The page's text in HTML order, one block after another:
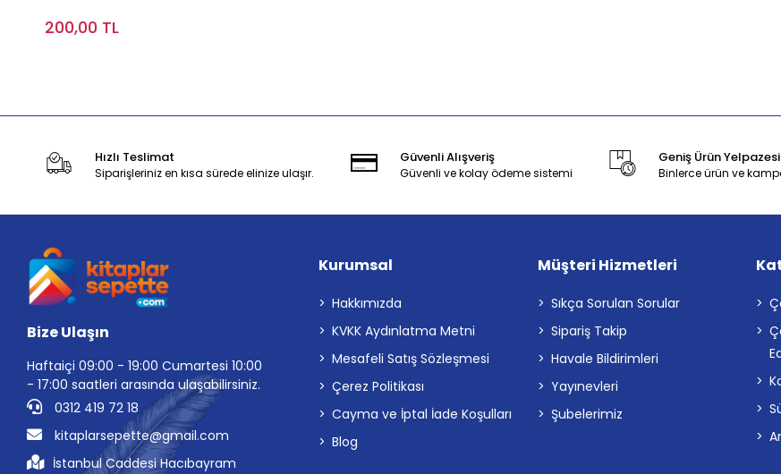
200,00 TL
Hızlı Teslimat
Siparişleriniz en kısa sürede elinize ulaşır.
Güvenli Alışveriş
Güvenli ve kolay ödeme sistemi
Geniş Ürün Yelpazesi
Binlerce ürün ve
Bize Ulaşın
Haftaiçi 09:00 - 19:00 Cumartesi 10:00
- 17:00 saatleri arasında ulaşabilirsiniz.
0312 419 72 18
kitaplarsepette@gmail.com
İstanbul Caddesi Hacıbayram
Kurumsal
Hakkımızda
KVKK Aydınlatma Metni
Mesafeli Satış Sözleşmesi
Çerez Politikası
Cayma ve İptal İade Koşulları
Blog
Müşteri Hizmetleri
Sıkça Sorulan Sorular
Sipariş Takip
Havale Bildirimleri
Yayınevleri
Şubelerimiz